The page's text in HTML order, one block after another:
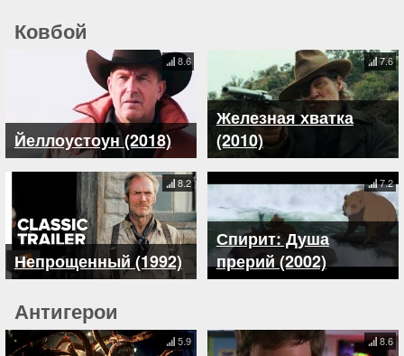
Ковбой
Йеллоустоун (2018)
8.6
Железная хватка
(2010)
7.6
Непрощенный (1992)
8.2
Спирит: Душа
прерий (2002)
7.2
Антигерои
5.9 8.6